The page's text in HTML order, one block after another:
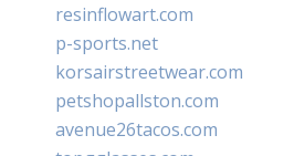
resinflowart.com
p-sports.net
korsairstreetwear.com
petshopallston.com
avenue26tacos.com